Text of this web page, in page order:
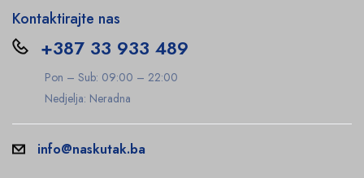
Kontaktirajte nas
+387 33 933 489
Pon – Sub: 09:00 – 22:00
Nedjelja: Neradna
info@naskutak.ba